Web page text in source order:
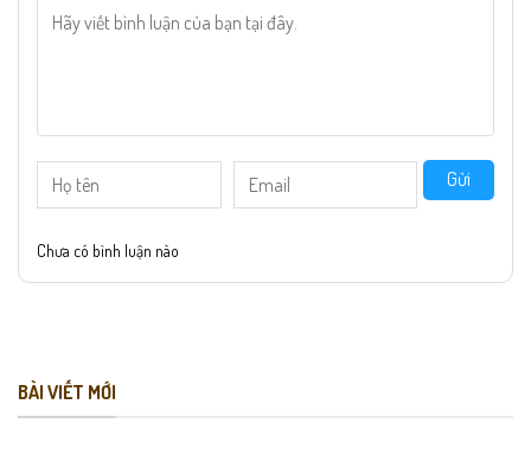
Gửi
Chưa có bình luận nào
BÀI VIẾT MỚI